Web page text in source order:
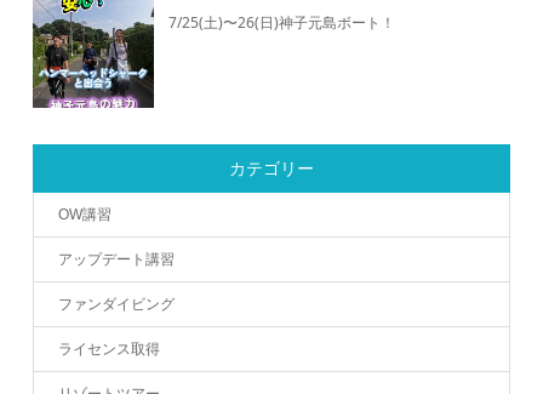
7/25(土)〜26(日)神子元島ボート！
カテゴリー
OW講習
アップデート講習
ファンダイビング
ライセンス取得